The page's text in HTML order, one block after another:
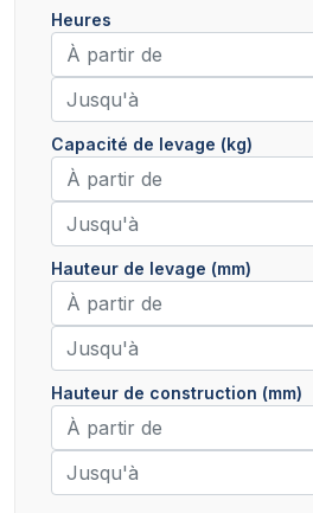
Heures
Capacité de levage (kg)
Hauteur de levage (mm)
Hauteur de construction (mm)